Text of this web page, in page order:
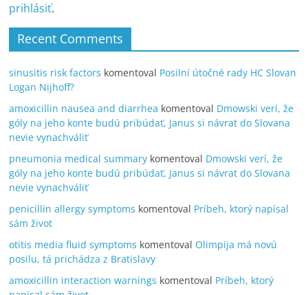
prihlásiť.
Recent Comments
sinusitis risk factors komentoval Posilní útočné rady HC Slovan
Logan Nijhoff?
amoxicillin nausea and diarrhea komentoval Dmowski verí, že
góly na jeho konte budú pribúdať, Janus si návrat do Slovana
nevie vynachváliť
pneumonia medical summary komentoval Dmowski verí, že
góly na jeho konte budú pribúdať, Janus si návrat do Slovana
nevie vynachváliť
penicillin allergy symptoms komentoval Príbeh, ktorý napísal
sám život
otitis media fluid symptoms komentoval Olimpija má novú
posilu, tá prichádza z Bratislavy
amoxicillin interaction warnings komentoval Príbeh, ktorý